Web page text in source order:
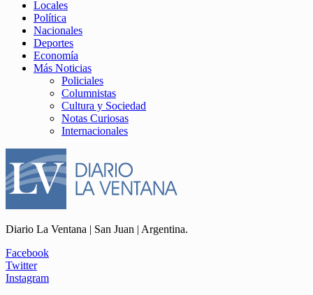
Locales
Política
Nacionales
Deportes
Economía
Más Noticias
Policiales
Columnistas
Cultura y Sociedad
Notas Curiosas
Internacionales
Diario La Ventana | San Juan | Argentina.
Facebook
Twitter
Instagram